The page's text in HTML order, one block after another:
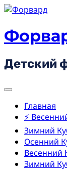
Skip
content
Детский
Главная
⚡
Зимний
Осенний
Весенний
Зимний